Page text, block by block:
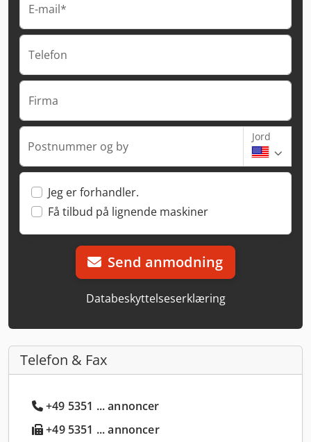
E-mail*
Telefon
Firma
Postnummer og by
Jord
Jeg er forhandler.
Få tilbud på lignende maskiner
Send anmodning
Databeskyttelseserklæring
Telefon & Fax
+49 5351 ... annoncer
+49 5351 ... annoncer